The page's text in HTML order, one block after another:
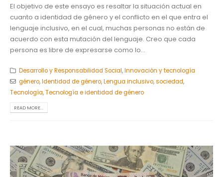
El objetivo de este ensayo es resaltar la situación actual en
cuanto a identidad de género y el conflicto en el que entra el
lenguaje inclusivo, en el cual, muchas personas no están de
acuerdo con esta mutación del lenguaje. Creo que cada
persona es libre de expresarse como lo...
Desarrollo y Responsabilidad Social,Innovación y tecnología
género,Identidad de género,Lengua inclusivo,sociedad,
Tecnología,Tecnología e identidad de género
READ MORE...